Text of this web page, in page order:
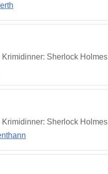
Sherlock Holmes
Sherlock Holmes